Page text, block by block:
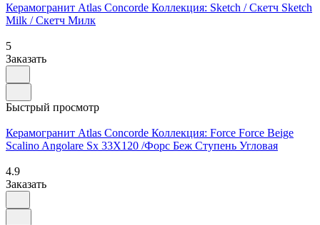
Керамогранит Atlas Concorde Коллекция: Sketch / Скетч Sketch
Milk / Скетч Милк
5
Заказать
Быстрый просмотр
Керамогранит Atlas Concorde Коллекция: Force Force Beige
Scalino Angolare Sx 33X120 /Форс Беж Ступень Угловая
4.9
Заказать